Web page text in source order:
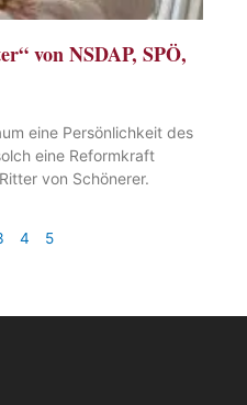
von NSDAP, SPÖ,
eine Persönlichkeit des
eine Reformkraft
von Schönerer.
4 5